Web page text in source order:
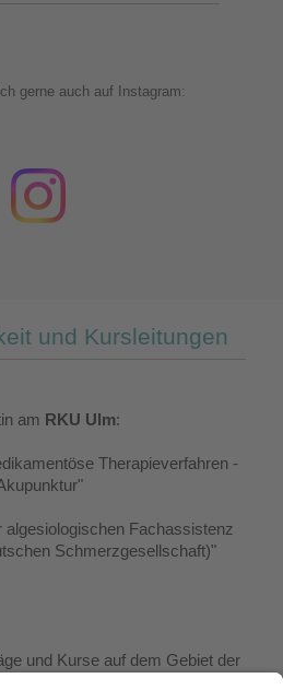
gerne auch auf Instagram:
und Kursleitungen
am RKU Ulm:
Therapieverfahren -
algesiologischen Fachassistenz
Schmerzgesellschaft)"
und Kurse auf dem Gebiet der